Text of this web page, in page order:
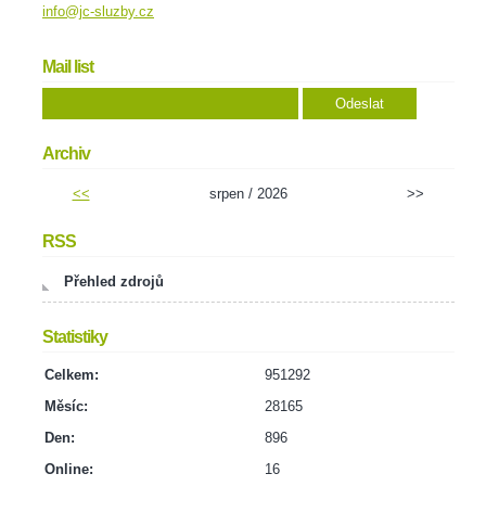
info@jc-sluzby.cz
Mail list
Archiv
<< srpen / 2026 >>
RSS
Přehled zdrojů
Statistiky
Online: 16
Celkem:
951292
Měsíc:
28165
Den:
896